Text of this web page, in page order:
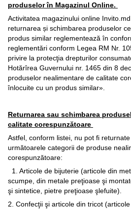
produselor în Magazinul Online.
Activitatea magazinului online
returnarea și schimbarea produselor
produs similar reglementează în
reglementări conform Legea RM Nr.
privire la protecţia drepturilor
Hotărîrea Guvernului nr. 1465 din 8
produselor nealimentare de calitate
înlocuite cu un produs similar».
Returnarea sau schimbarea
calitate corespunzătoare
Astfel, conform listei, nu pot fi
următoarele categorii de produse
corespunzătoare:
1. Articole de bijuterie (articole din
scumpe, din metale preţioase şi
şi sintetice, pietre preţioase şlefuite).
2. Confecţii şi articole din tricot